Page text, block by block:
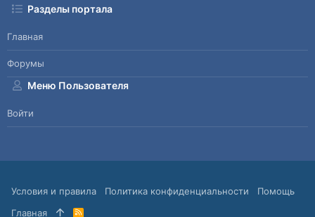
Разделы портала
Главная
Форумы
Меню Пользователя
Войти
Условия и правила Политика конфиденциальности
Помощь
Главная
R